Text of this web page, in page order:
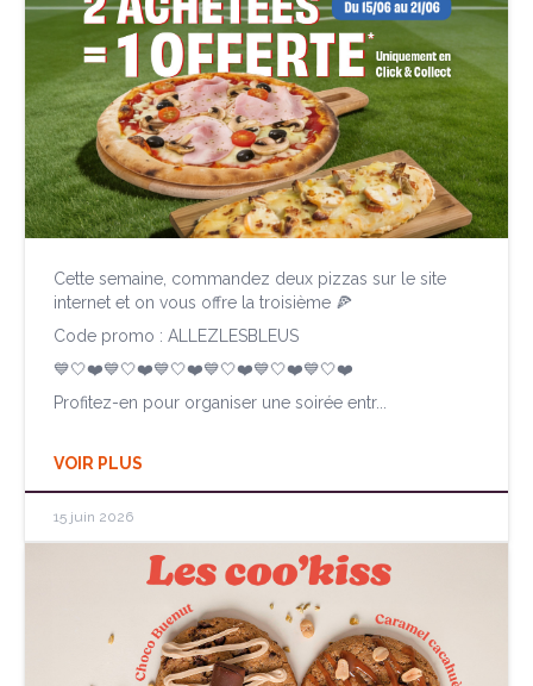
Cette semaine, commandez deux pizzas sur le site
internet et on vous offre la troisième 🍕
Code promo : ALLEZLESBLEUS
💙🤍❤️💙🤍❤️💙🤍❤️💙🤍❤️💙🤍❤️💙🤍❤️
Profitez-en pour organiser une soirée entr...
VOIR PLUS
15 juin 2026